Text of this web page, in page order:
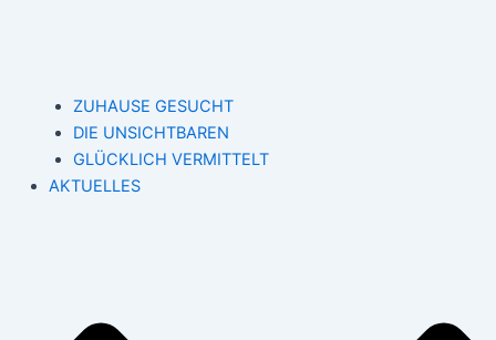
ZUHAUSE GESUCHT
DIE UNSICHTBAREN
GLÜCKLICH VERMITTELT
AKTUELLES